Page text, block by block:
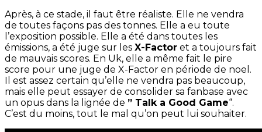
Après, à ce stade, il faut être réaliste. Elle ne vendra
de toutes façons pas des tonnes. Elle a eu toute
l’exposition possible. Elle a été dans toutes les
émissions, a été juge sur les X-Factor et a toujours fait
de mauvais scores. En Uk, elle a même fait le pire
score pour une juge de X-Factor en période de noel.
Il est assez certain qu’elle ne vendra pas beaucoup,
mais elle peut essayer de consolider sa fanbase avec
un opus dans la lignée de ” Talk a Good Game“.
C’est du moins, tout le mal qu’on peut lui souhaiter.